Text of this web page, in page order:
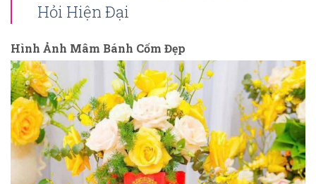
Hỏi Hiện Đại
Hình Ảnh Mâm Bánh Cốm Đẹp